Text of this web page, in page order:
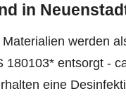
in
werden
180103* entsorgt -
eine